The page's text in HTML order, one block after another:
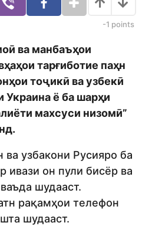
-1 points
ва манбаъҳои
тарғиботие паҳн
тоҷикӣ ва узбекӣ
Украина ё ба шарҳи
махсуси низомӣ”
узбакони Русияро ба
ивази он пули бисёр ва
шудааст.
рақамҳои телефон
шудааст.